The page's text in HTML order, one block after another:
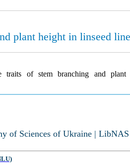
plant height in linseed
of stem branching and plant
of Sciences of Ukraine | LibNAS